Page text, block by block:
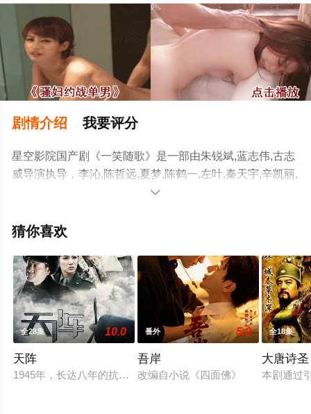
剧情介绍 我要评分
星空影院国产剧《一笑随歌》是一部由朱锐斌,蓝志伟,古志
威导演执导，李沁,陈哲远,夏梦,陈鹤一,左叶,秦天宇,辛凯丽,
张珹朗,盛英豪,王子腾,田广宇,李卓扬,张兆辉,赵滨,徐飒,丁
王子睿,贾景晖,瞿楚原等演员精彩演绎的大陆电视剧，大结
版电视剧全集就上星空影视，更多相关信息可移步至豆瓣
电视剧、电视猫或剧情网等平台了解。

猜你喜欢
全28集 10.0
天阵
1945年，长达八年的抗日战争宣告结束，而国共之争却刚刚拉
番外 5.0
吾岸
改编自小说《四面佛》
全18集
大唐诗圣
本剧通过